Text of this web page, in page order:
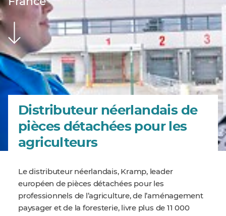
Distributeur néerlandais de
pièces détachées pour les
agriculteurs
Le distributeur néerlandais, Kramp, leader
européen de pièces détachées pour les
professionnels de l’agriculture, de l’aménagement
paysager et de la foresterie, livre plus de 11 000